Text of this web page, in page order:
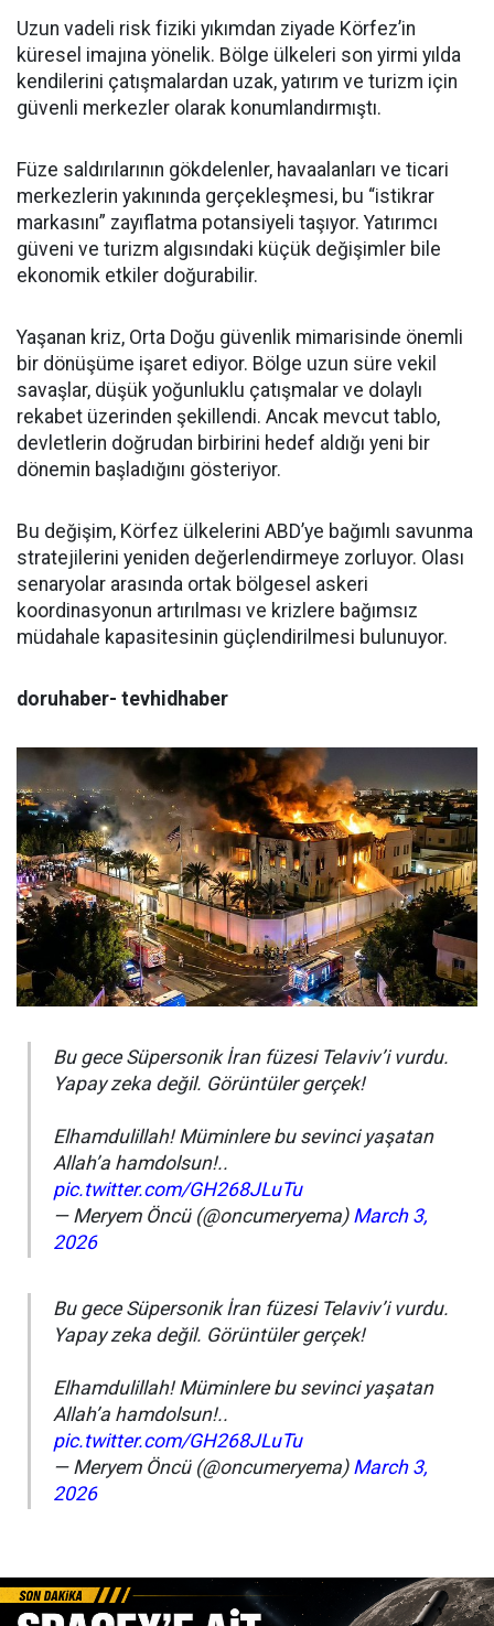
Uzun vadeli risk fiziki yıkımdan ziyade Körfez’in
küresel imajına yönelik. Bölge ülkeleri son yirmi yılda
kendilerini çatışmalardan uzak, yatırım ve turizm için
güvenli merkezler olarak konumlandırmıştı.
Füze saldırılarının gökdelenler, havaalanları ve ticari
merkezlerin yakınında gerçekleşmesi, bu “istikrar
markasını” zayıflatma potansiyeli taşıyor. Yatırımcı
güveni ve turizm algısındaki küçük değişimler bile
ekonomik etkiler doğurabilir.
Yaşanan kriz, Orta Doğu güvenlik mimarisinde önemli
bir dönüşüme işaret ediyor. Bölge uzun süre vekil
savaşlar, düşük yoğunluklu çatışmalar ve dolaylı
rekabet üzerinden şekillendi. Ancak mevcut tablo,
devletlerin doğrudan birbirini hedef aldığı yeni bir
dönemin başladığını gösteriyor.
Bu değişim, Körfez ülkelerini ABD’ye bağımlı savunma
stratejilerini yeniden değerlendirmeye zorluyor. Olası
senaryolar arasında ortak bölgesel askeri
koordinasyonun artırılması ve krizlere bağımsız
müdahale kapasitesinin güçlendirilmesi bulunuyor.
doruhaber- tevhidhaber
Bu gece Süpersonik İran füzesi Telaviv’i vurdu.
Yapay zeka değil. Görüntüler gerçek!
Elhamdulillah! Müminlere bu sevinci yaşatan
Allah’a hamdolsun!..
pic.twitter.com/GH268JLuTu
— Meryem Öncü (@oncumeryema) March 3,
2026
Bu gece Süpersonik İran füzesi Telaviv’i vurdu.
Yapay zeka değil. Görüntüler gerçek!
Elhamdulillah! Müminlere bu sevinci yaşatan
Allah’a hamdolsun!..
pic.twitter.com/GH268JLuTu
— Meryem Öncü (@oncumeryema) March 3,
2026